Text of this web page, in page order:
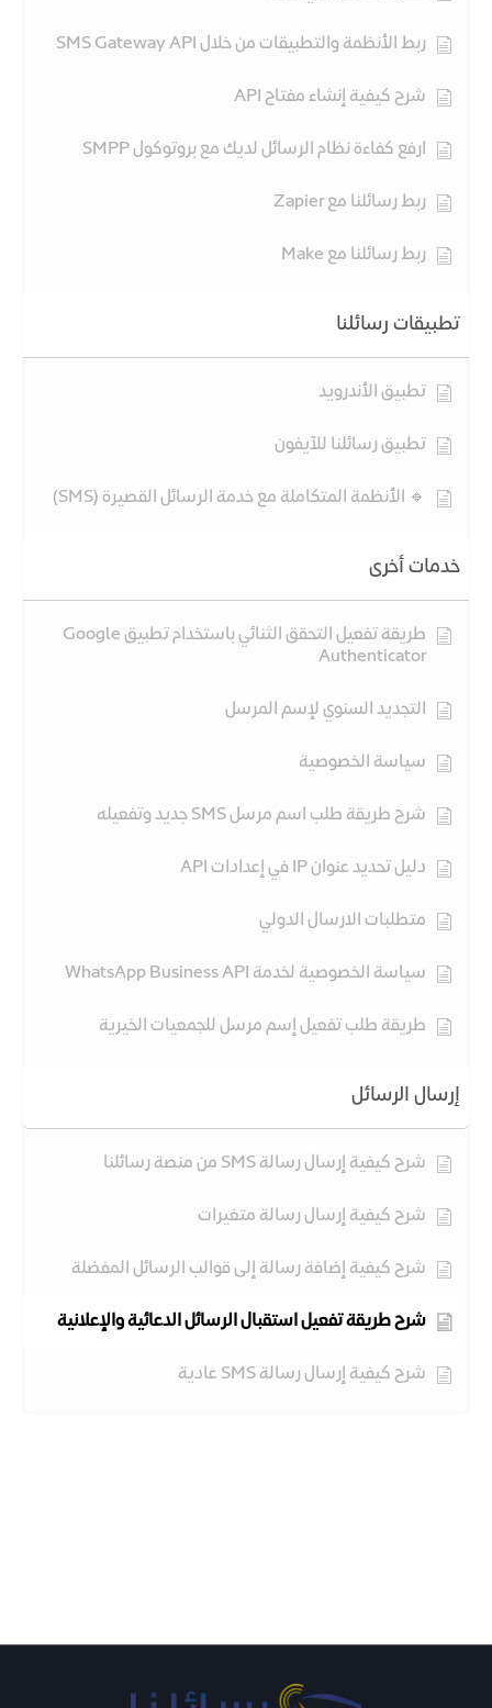
ربط الأنظمة والتطبيقات من خلال SMS Gateway API
شرح كيفية إنشاء مفتاح API
ارفع كفاءة نظام الرسائل لديك مع بروتوكول SMPP
ربط رسائلنا مع Zapier
ربط رسائلنا مع Make
تطبيقات رسائلنا
تطبيق الأندرويد
تطبيق رسائلنا للآيفون
🔹 الأنظمة المتكاملة مع خدمة الرسائل القصيرة (SMS)
خدمات أخرى
طريقة تفعيل التحقق الثنائي باستخدام تطبيق Google
Authenticator
التجديد السنوي لإسم المرسل
سياسة الخصوصية
شرح طريقة طلب اسم مرسل SMS جديد وتفعيله
دليل تحديد عنوان IP في إعدادات API
متطلبات الارسال الدولي
سياسة الخصوصية لخدمة WhatsApp Business API
طريقة طلب تفعيل إسم مرسل للجمعيات الخيرية
إرسال الرسائل
شرح كيفية إرسال رسالة SMS من منصة رسائلنا
شرح كيفية إرسال رسالة متغيرات
شرح كيفية إضافة رسالة إلى قوالب الرسائل المفضلة
شرح طريقة تفعيل استقبال الرسائل الدعائية والإعلانية
شرح كيفية إرسال رسالة SMS عادية